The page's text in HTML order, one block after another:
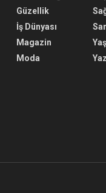
Güzellik
İş Dünyası
Magazin
Moda